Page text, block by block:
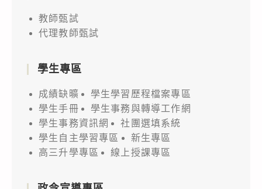
教師甄試
代理教師甄試
學生專區
成績缺曠
學生學習歷程檔案專區
學生手冊
學生事務與轉導工作網
學生事務資訊網
社團選填系統
學生自主學習專區
新生專區
高三升學專區
線上授課專區